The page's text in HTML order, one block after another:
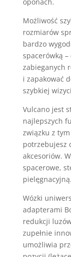
Możliwość
rozmiarów
bardzo
spacerówką
zabieganych
i zapakować
szybkiej
Vulcano jest
najlepszych
związku z
potrzebujesz
akcesoriów.
spacerowe,
pielęgnacyjną.
Wózki
adapterami
redukcji
zupełnie
umożliwia